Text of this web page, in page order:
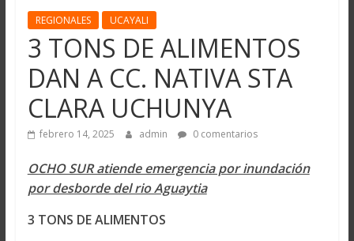
REGIONALES UCAYALI
3 TONS DE ALIMENTOS
DAN A CC. NATIVA STA
CLARA UCHUNYA
febrero 14, 2025 admin 0 comentarios
OCHO SUR atiende emergencia por inundación
por desborde del rio Aguaytia
3 TONS DE ALIMENTOS